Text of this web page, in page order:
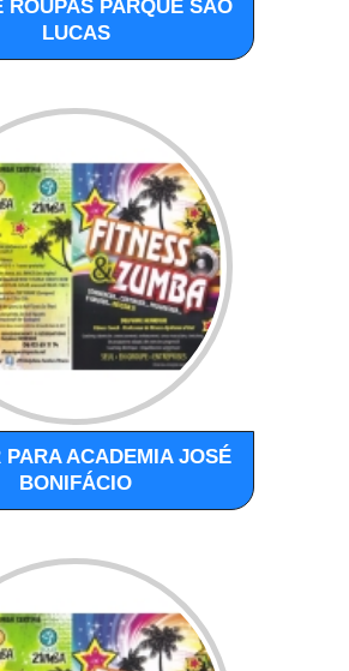
ROUPAS PARQUE SÃO
LUCAS
PARA ACADEMIA JOSÉ
BONIFÁCIO